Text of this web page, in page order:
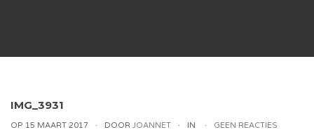
IMG_3931
OP 15 MAART 2017 DOOR JOANNET IN GEEN REACTIES